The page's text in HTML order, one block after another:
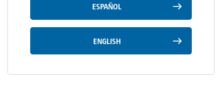
TOI® HEATER
TOI® SHOWER
ESPAÑOL
ENGLISH